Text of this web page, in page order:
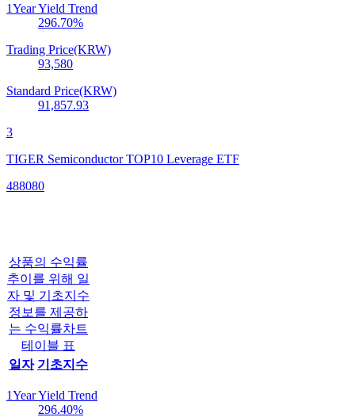
1Year Yield Trend
296.70%
Trading Price(KRW)
93,580
Standard Price(KRW)
91,857.93
3
TIGER Semiconductor TOP10 Leverage ETF
488080
상품의 수익률
추이를 위해 일
자 및 기초지수
정보를 제공하
는 수익률차트
테이블 표
일자 기초지수
1Year Yield Trend
296.40%